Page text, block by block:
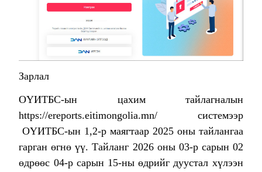
Зарлал
ОҮИТБС-ын цахим тайлагналын
https://ereports.eitimongolia.mn/ системээр
ОҮИТБС-ын 1,2-р маягтаар 2025 оны тайлангаа
гарган өгнө үү. Тайланг 2026 оны 03-р сарын 02
өдрөөс 04-р сарын 15-ны өдрийг дуустал хүлээн